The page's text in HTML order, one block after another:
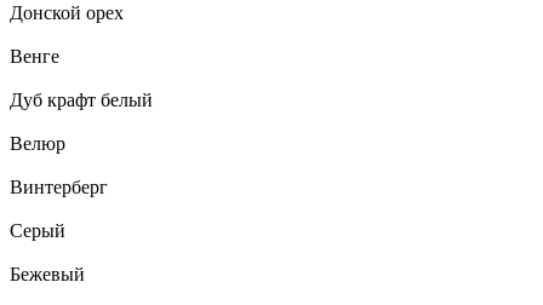
Донской орех
Венге
Дуб крафт белый
Велюр
Винтерберг
Серый
Бежевый